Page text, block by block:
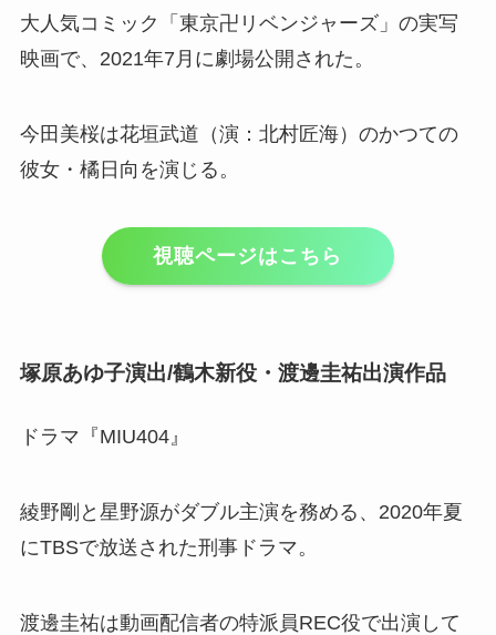
大人気コミック「東京卍リベンジャーズ」の実写
映画で、2021年7月に劇場公開された。
今田美桜は花垣武道（演：北村匠海）のかつての
彼女・橘日向を演じる。
視聴ページはこちら
塚原あゆ子演出/鶴木新役・渡邊圭祐出演作品
ドラマ『MIU404』
綾野剛と星野源がダブル主演を務める、2020年夏
にTBSで放送された刑事ドラマ。
渡邊圭祐は動画配信者の特派員REC役で出演して